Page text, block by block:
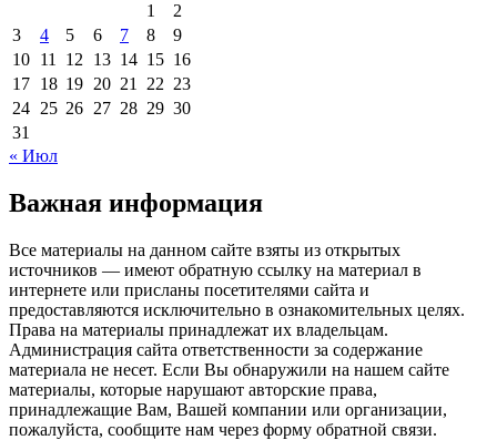
1
2
3
4 5 6 7 8
9
10 11 12 13 14 15 16
17 18 19 20 21 22 23
24 25 26 27 28 29 30
31
« Июл
Важная информация
Все материалы на данном сайте взяты из открытых
источников — имеют обратную ссылку на материал в
интернете или присланы посетителями сайта и
предоставляются исключительно в ознакомительных целях.
Права на материалы принадлежат их владельцам.
Администрация сайта ответственности за содержание
материала не несет. Если Вы обнаружили на нашем сайте
материалы, которые нарушают авторские права,
принадлежащие Вам, Вашей компании или организации,
пожалуйста, сообщите нам через форму обратной связи.